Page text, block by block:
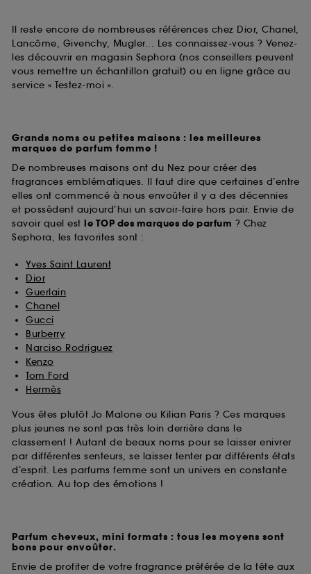
Il reste encore de nombreuses références chez Dior, Chanel,
Lancôme, Givenchy, Mugler... Les connaissez-vous ? Venez-
les découvrir en magasin Sephora (nos conseillers peuvent
vous remettre un échantillon gratuit) ou en ligne grâce au
service « Testez-moi ».
Grands noms ou petites maisons : les meilleures
marques de parfum femme !
De nombreuses maisons ont du Nez pour créer des
fragrances emblématiques. Il faut dire que certaines d’entre
elles ont commencé à nous envoûter il y a des décennies
et possèdent aujourd’hui un savoir-faire hors pair. Envie de
savoir quel est le TOP des marques de parfum ? Chez
Sephora, les favorites sont :
Yves Saint Laurent
Dior
Guerlain
Chanel
Gucci
Burberry
Narciso Rodriguez
Kenzo
Tom Ford
Hermès
Vous êtes plutôt Jo Malone ou Kilian Paris ? Ces marques
plus jeunes ne sont pas très loin derrière dans le
classement ! Autant de beaux noms pour se laisser enivrer
par différentes senteurs, se laisser tenter par différents états
d’esprit. Les parfums femme sont un univers en constante
création. Au top des émotions !
Parfum cheveux, mini formats : tous les moyens sont
bons pour envoûter.
Envie de profiter de votre fragrance préférée de la tête aux